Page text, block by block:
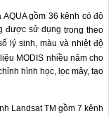
gồm 36 kênh có độ
được sử dụng trong theo
lý sinh, màu và nhiệt độ
MODIS nhiều năm cho
hình học, lọc mây, tạo
Landsat TM gồm 7 kênh